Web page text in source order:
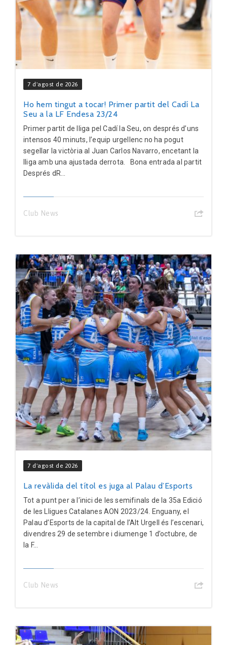
7 d'agost de 2026
Ho hem tingut a tocar! Primer partit del Cadí La
Seu a la LF Endesa 23/24
Primer partit de lliga pel Cadí la Seu, on després d’uns
intensos 40 minuts, l’equip urgellenc no ha pogut
segellar la victòria al Juan Carlos Navarro, encetant la
lliga amb una ajustada derrota. Bona entrada al partit
Després dR...
Club News
7 d'agost de 2026
La revàlida del títol es juga al Palau d’Esports
Tot a punt per a l’inici de les semifinals de la 35a Edició
de les Lligues Catalanes AON 2023/24. Enguany, el
Palau d’Esports de la capital de l’Alt Urgell és l’escenari,
divendres 29 de setembre i diumenge 1 d’octubre, de
la F...
Club News